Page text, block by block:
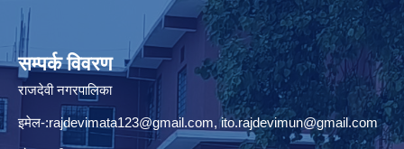
सम्पर्क विवरण
राजदेवी नगरपालिका
इमेल-:rajdevimata123@gmail.com,ito.rajdevimun@gmail.com